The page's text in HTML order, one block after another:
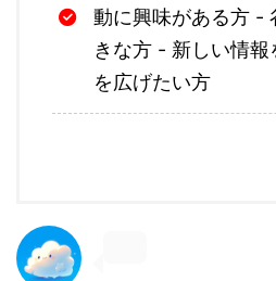
動に興味がある方 -
きな方 - 新しい情
を広げたい方